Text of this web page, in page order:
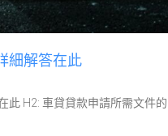
細解答在此
此 H2: 車貸貸款申請所需文件的